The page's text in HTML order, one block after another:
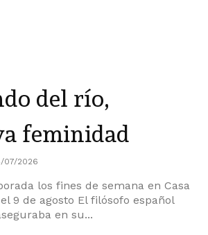
del río,
feminidad
07/2026
los fines de semana en Casa
9 de agosto El filósofo español
en su...